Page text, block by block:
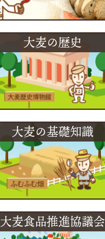
大麦の歴史
大麦の基礎知識
大麦食品推進協議会